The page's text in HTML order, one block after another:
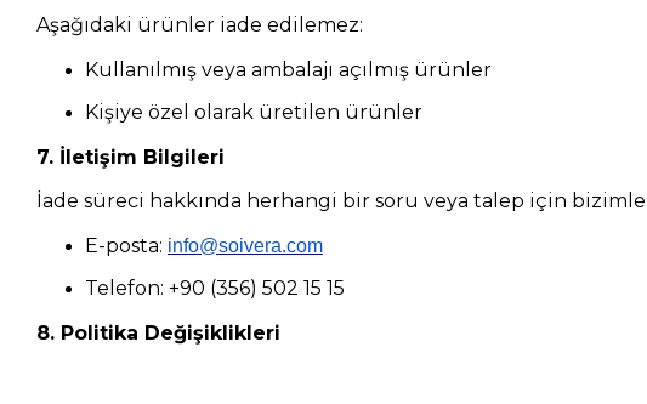
Aşağıdaki ürünler iade edilemez:
Kullanılmış veya ambalajı açılmış ürünler
Kişiye özel olarak üretilen ürünler
7. İletişim Bilgileri
İade süreci hakkında herhangi bir soru veya talep için
E-posta: info@soivera.com
Telefon: +90 (356) 502 15 15
8. Politika Değişiklikleri